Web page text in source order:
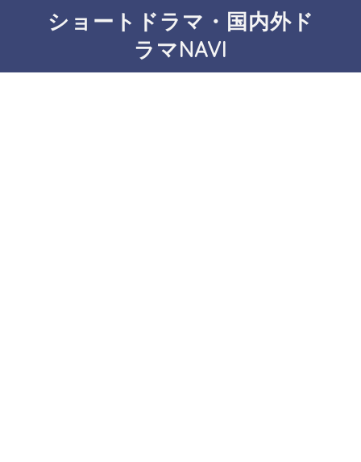
ショートドラマ・国内外ド
ラマNAVI